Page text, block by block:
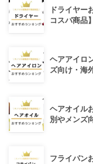
ドライヤー
コスパ商品】
ヘアアイロ
ズ向け・海
ヘアオイル
別やメンズ
フライパン